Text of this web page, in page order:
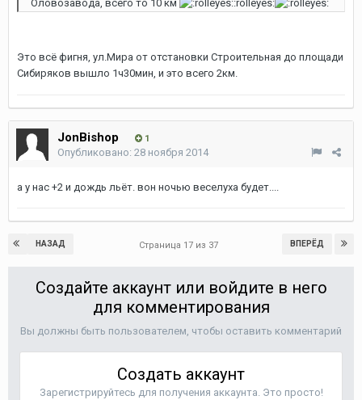
Оловозавода, всего то 10 км
:rolleyes:
Это всё фигня, ул.Мира от отстановки Строительная до площади
Сибиряков вышло 1ч30мин, и это всего 2км.
JonBishop 1
Опубликовано: 28 ноября 2014
а у нас +2 и дождь льёт. вон ночью веселуха будет....
НАЗАД ВПЕРЁД
Страница 17 из 37
Создайте аккаунт или войдите в него
для комментирования
Вы должны быть пользователем, чтобы оставить комментарий
Создать аккаунт
Зарегистрируйтесь для получения аккаунта. Это просто!